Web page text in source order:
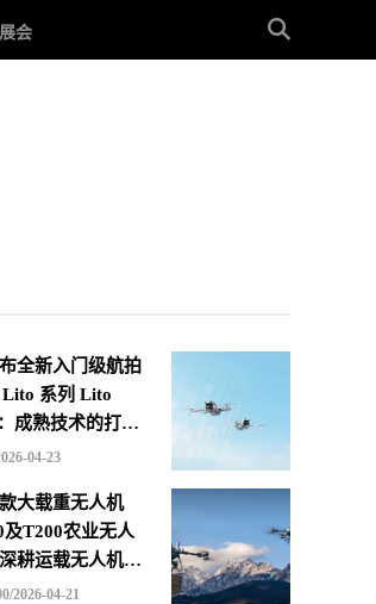
会
全新入门级航拍
系列 Lito
成熟技术的打包
格的选择
04-23
大载重无人机
T200农业无人
耕运载无人机市
2026-04-21